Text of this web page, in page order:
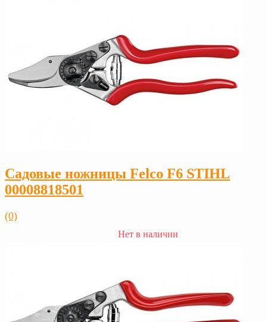
Садовые ножницы Felco F6 STIHL
00008818501
(0)
Нет в наличии